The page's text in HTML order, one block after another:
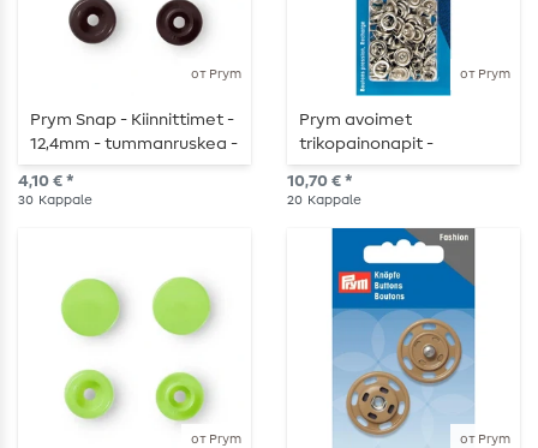
от Prym
Prym Snap - Kiinnittimet -
12,4mm - tummanruskea -
30 kpl
4,10 € *
30 Kappale
от Prym
Prym avoimet
trikopainonapit -
hopeanväriset - 10 mm -
täydennyspakkaus - 20
10,70 € *
20 Kappale
от Prym от Prym